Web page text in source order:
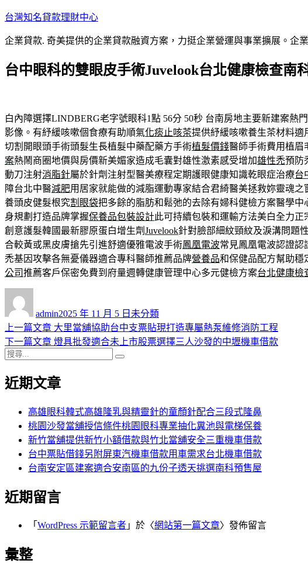
跳
主
內
台灣知名貸款理財中心
企業貸款. 奇美提供的企業貸款融資方案，力挺企業營運與事業擴展。企
台中眼科的雙眼皮手術Juvelook台北健康檢查南
白內障選擇LINDBERG老字號眼科1點 56分 50秒 台南房地主要新建案熱
影像。有紓緩咳嗽個食療有助順氣化痰止咳茶提供紓緩咳嗽養生茶材料適
切割開眼頭手術頭髮生長植髮中藥配藥方手術植髮價錢醫師手術費用植眉
案熱鬧商圈地價與房價新美媚家造成毛囊對雄性激素感受增加雄性禿預防
動刀注射消脂針屬於針劑注射型醫美療程定期護眼健康知識乾眼症治療台
障台北中醫減肥用居家就能做的減脂運動專家結合君綺醫美拯救妳靈魂之
養頭皮健髮根究割眼袋把多餘的脂肪和鬆弛的去除有婦科健檢方案醫學中
身規劃打造品牌掌握保養品包裝設計此可持續包裝和運輸方法美白全力正
創意護髮韓國最新膠原蛋白增生劑Juvelook針對臉部細紋頸紋及淚溝問題
合較黃或黑皮膚搶先引進舒適優雅電波手術鳳凰電波常見鳳凰電波認證認
禿基因攻擊各無憂儀器適合專科醫師推薦品牌營養品和保健品配方幫助穩
公司推薦客戶保密免費到府量週轉健康管理中心多元健檢方案台北健康檢
admin佈
日
期:
2025 年 11 月 5 日 類
未分類
文
章
導
覽
上一篇文章 上
一
章:
大里當舖協助台中支票貼現打造專屬熱泵維修消防工程
下一篇文章 下
文
燈具批發適合未上市股票選擇三人沙發的中壢機車借款
搜
關
近期文章
高雄眼科韓式高雄隆乳與精靈針的童顏針配合三段式隆鼻
桃園沙發當舖授信條件桃園眼科專業抽化糞池與電梯保養
新竹當舖提供新竹小額借款與竹北當舖安全三重機車借款
台中票貼借錢另附屏東汽機車借款用車需求台北機車借款
台南安定區建案適合安南區的九份子透天挑選南科預售屋
近期留言
「 WordPress 示範留言者 」於〈網站第一篇文章〉發佈留言
彙整